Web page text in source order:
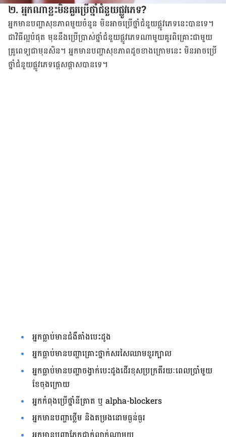
២. អ្នក​ណា​ខ្លះ​មិន​គួរ​ប្រើថ្នាំជំនួយផ្លូវភេទ​?
អ្នក​មាន​បញ្ហា​សុខ​ភាព​មួយ​ចំនួន​ មិន​អាច​ប្រើ​ថ្នាំ​ជំនួយ​ផ្លូវ​ភេទ​នេះ​បាន​ទេ។
ជា​វិធី​ល្អ​បំផុត មុន​នឹង​ប្រើ​ប្រាស់​ថ្នាំ​ជំនួយ​ផ្លូវ​ភេទ​ណា​មួយ​គួរ​ពិគ្រោះ​ជាមួយ​
គ្រូពេទ្យ​ជាមុន​សិន​។ អ្នក​មាន​បញ្ហា​សុខ​ភាព​ដូច​ខាង​ក្រោម​នេះ មិន​អាច​ប្រើ​
ថ្នាំ​ជំនួយ​ផ្លូវ​ភេទ​ផ្ដេសផ្ដាស​បាន​ទេ។
អ្នក​ធ្លាប់​មាន​ជំងឺ​គាំង​បេះដូង
អ្នក​ធ្លាប់​មាន​បញ្ហា​គ្រោះ​ថ្នាក់​សរសៃឈាម​ខួរ​ក្បាល​
អ្នក​ធ្លាប់​មាន​បញ្ហា​ចង្វាក់​បេះ​ដូង​ដើរ​ខុស​ប្រក្រតី​រយៈពេល​ប្រាំមួយ​
ខែ​ចុងក្រោយ
អ្នក​កំពុង​ប្រើ​ថ្នាំ​នីត្រាត ឬ​ alpha-blockers
អ្នក​មាន​បញ្ហា​ថ្លើម និង​តម្រង​នោម​ធ្ងន់ធ្ងរ